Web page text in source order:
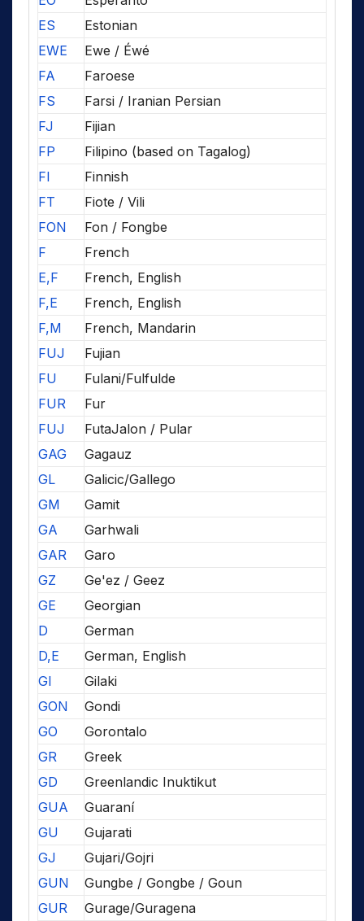
ES
Estonian
EWE
Ewe / Éwé
FA
Faroese
FS
Farsi / Iranian Persian
FJ
Fijian
FP
Filipino (based on Tagalog)
FI
Finnish
FT
Fiote / Vili
FON
Fon / Fongbe
F
French
E,F
French, English
F,E
French, English
F,M
French, Mandarin
FUJ
Fujian
FU
Fulani/Fulfulde
FUR
Fur
FUJ
FutaJalon / Pular
GAG
Gagauz
GL
Galicic/Gallego
GM
Gamit
GA
Garhwali
GAR
Garo
GZ
Ge'ez / Geez
GE
Georgian
D
German
D,E
German, English
GI
Gilaki
GON
Gondi
GO
Gorontalo
GR
Greek
GD
Greenlandic Inuktikut
GUA
Guaraní
GU
Gujarati
GJ
Gujari/Gojri
GUN
Gungbe / Gongbe / Goun
GUR
Gurage/Guragena